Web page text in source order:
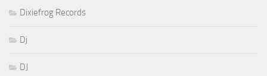
Dixiefrog Records
Dj
DJ